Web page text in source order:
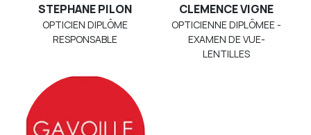
STEPHANE PILON
OPTICIEN DIPLÔME
RESPONSABLE
CLEMENCE VIGNE
OPTICIENNE DIPLÔMEE -
EXAMEN DE VUE-
LENTILLES